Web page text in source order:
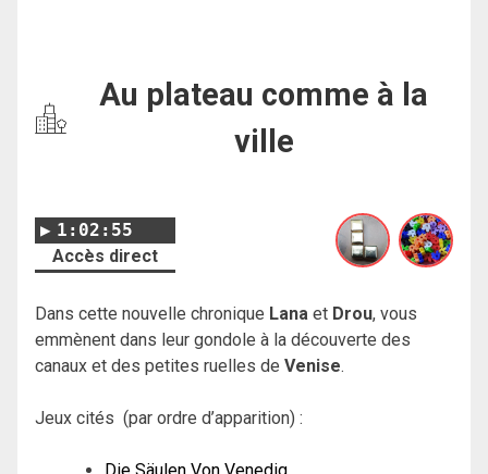
Au plateau comme à la
ville
1:02:55
Accès direct
Dans cette nouvelle chronique Lana et Drou, vous
emmènent dans leur gondole à la découverte des
canaux et des petites ruelles de Venise.
Jeux cités (par ordre d’apparition) :